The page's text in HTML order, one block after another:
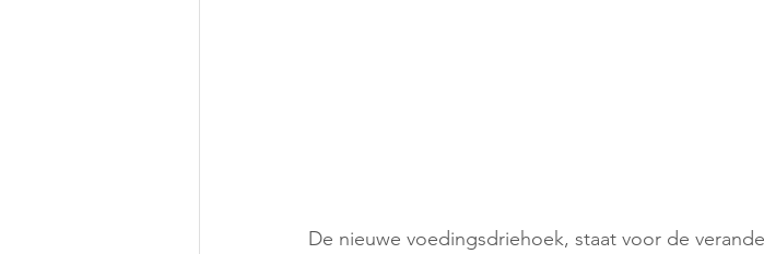
De nieuwe voedingsdriehoek, staat voor de